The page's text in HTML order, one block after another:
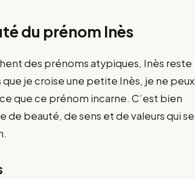
du prénom Inès
des prénoms atypiques, Inès reste
que je croise une petite Inès, je ne peux
que ce prénom incarne. C’est bien
de beauté, de sens et de valeurs qui se